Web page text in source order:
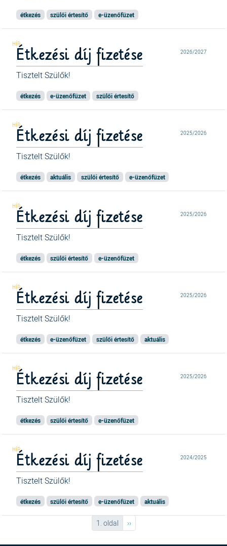
étkezés szülői értesítő e-üzenőfüzet
2026/2027
Étkezési díj fizetése
Tisztelt Szülők!
étkezés e-üzenőfüzet szülői értesítő
2025/2026
Étkezési díj fizetése
Tisztelt Szülők!
étkezés aktuális szülői értesítő e-üzenőfüzet
2025/2026
Étkezési díj fizetése
Tisztelt Szülők!
étkezés szülői értesítő e-üzenőfüzet
2025/2026
Étkezési díj fizetése
Tisztelt Szülők!
étkezés e-üzenőfüzet szülői értesítő aktuális
2025/2026
Étkezési díj fizetése
Tisztelt Szülők!
étkezés szülői értesítő e-üzenőfüzet
2024/2025
Étkezési díj fizetése
Tisztelt Szülők!
étkezés szülői értesítő e-üzenőfüzet aktuális
1. oldal Következő oldal
››